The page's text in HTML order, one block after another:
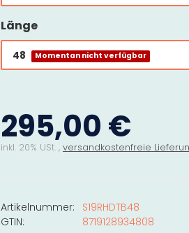
Länge
48 Momentan nicht verfügbar
295,00 €
inkl. 20% USt. , versandkostenfreie
Artikelnummer:
S19RHDTB48
GTIN:
8719128934808